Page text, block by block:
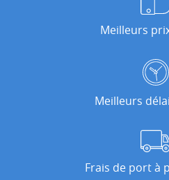
Meilleurs
Meilleurs
Frais de port à